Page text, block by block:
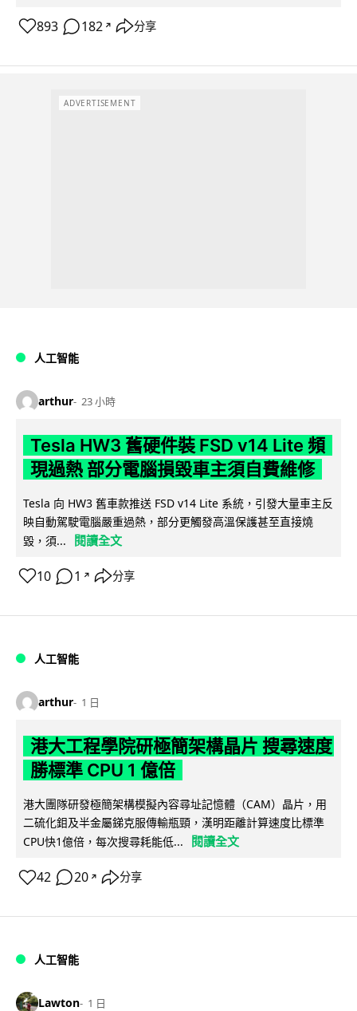
893 182 ↗ 分享
ADVERTISEMENT
人工智能
arthur 23 小時
Tesla HW3 舊硬件裝 FSD v14 Lite 頻
現過熱 部分電腦損毀車主須自費維修
Tesla 向 HW3 舊車款推送 FSD v14 Lite 系統，引發大量車主反
映自動駕駛電腦嚴重過熱，部分更觸發高溫保護甚至直接燒
毀，須...
閱讀全文
10 1 ↗ 分享
人工智能
arthur 1 日
港大工程學院研極簡架構晶片 搜尋速度
勝標準 CPU 1 億倍
港大團隊研發極簡架構模擬內容尋址記憶體（CAM）晶片，用
二硫化鉬及半金屬銻克服傳輸瓶頸，漢明距離計算速度比標準
CPU快1億倍，每次搜尋耗能低...
閱讀全文
42 20 ↗ 分享
人工智能
Lawton 1 日